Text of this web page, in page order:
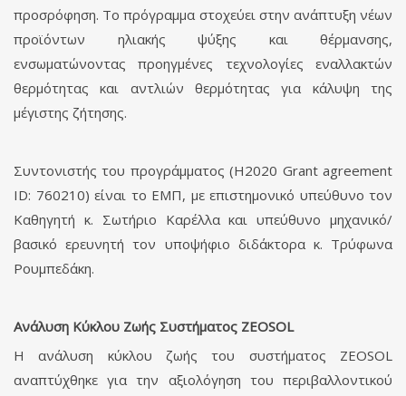
προσρόφηση. Το πρόγραμμα στοχεύει στην ανάπτυξη νέων
προϊόντων ηλιακής ψύξης και θέρμανσης,
ενσωματώνοντας προηγμένες τεχνολογίες εναλλακτών
θερμότητας και αντλιών θερμότητας για κάλυψη της
μέγιστης ζήτησης.
Συντονιστής του προγράμματος (H2020 Grant agreement
ID: 760210) είναι το ΕΜΠ, με επιστημονικό υπεύθυνο τον
Καθηγητή κ. Σωτήριο Καρέλλα και υπεύθυνο μηχανικό/
βασικό ερευνητή τον υποψήφιο διδάκτορα κ. Τρύφωνα
Ρουμπεδάκη.
Ανάλυση Κύκλου Ζωής Συστήματος ZEOSOL
Η ανάλυση κύκλου ζωής του συστήματος ZEOSOL
αναπτύχθηκε για την αξιολόγηση του περιβαλλοντικού